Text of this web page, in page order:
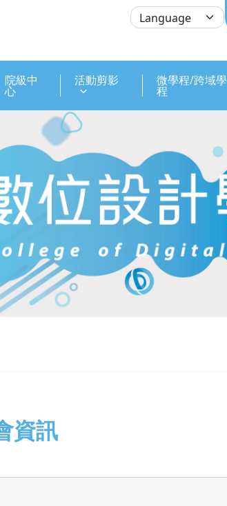
院級中
心
活動剪影 微學程/跨域學
程
資訊